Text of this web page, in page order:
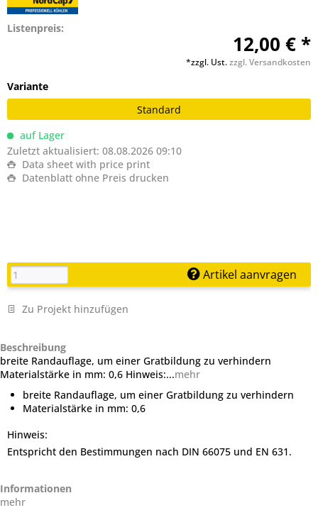
Listenpreis:
12,00 € *
*zzgl. Ust.zzgl. Versandkosten
Variante
Standard
auf Lager
Zuletzt aktualisiert: 08.08.2026 09:10
Data sheet with price print
Datenblatt ohne Preis drucken
Artikel aanvragen
Zu Projekt hinzufügen
Beschreibung
breite Randauflage, um einer Gratbildung zu verhindern
Materialstärke in mm: 0,6 Hinweis:...mehr
breite Randauflage, um einer Gratbildung zu verhindern
Materialstärke in mm: 0,6
Hinweis:
Entspricht den Bestimmungen nach DIN 66075 und EN 631.
Informationen
mehr